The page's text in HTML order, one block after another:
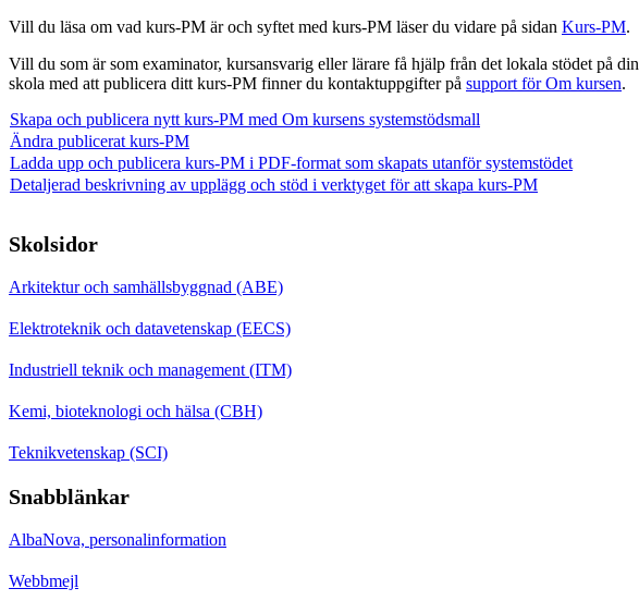
Vill du läsa om vad kurs-PM är och syftet med kurs-PM läser du vidare på sidan Kurs-PM.
Vill du som är som examinator, kursansvarig eller lärare få hjälp från det lokala stödet på din
skola med att publicera ditt kurs-PM finner du kontaktuppgifter på support för Om kursen.
Skapa och publicera nytt kurs-PM med Om kursens systemstödsmall
Ändra publicerat kurs-PM
Ladda upp och publicera kurs-PM i PDF-format som skapats utanför systemstödet
Detaljerad beskrivning av upplägg och stöd i verktyget för att skapa kurs-PM
Skolsidor
Arkitektur och samhällsbyggnad (ABE)
Elektroteknik och datavetenskap (EECS)
Industriell teknik och management (ITM)
Kemi, bioteknologi och hälsa (CBH)
Teknikvetenskap (SCI)
Snabblänkar
AlbaNova, personalinformation
Webbmejl